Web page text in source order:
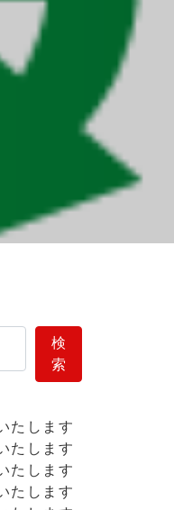
検
索
たします
たします
たします
たします